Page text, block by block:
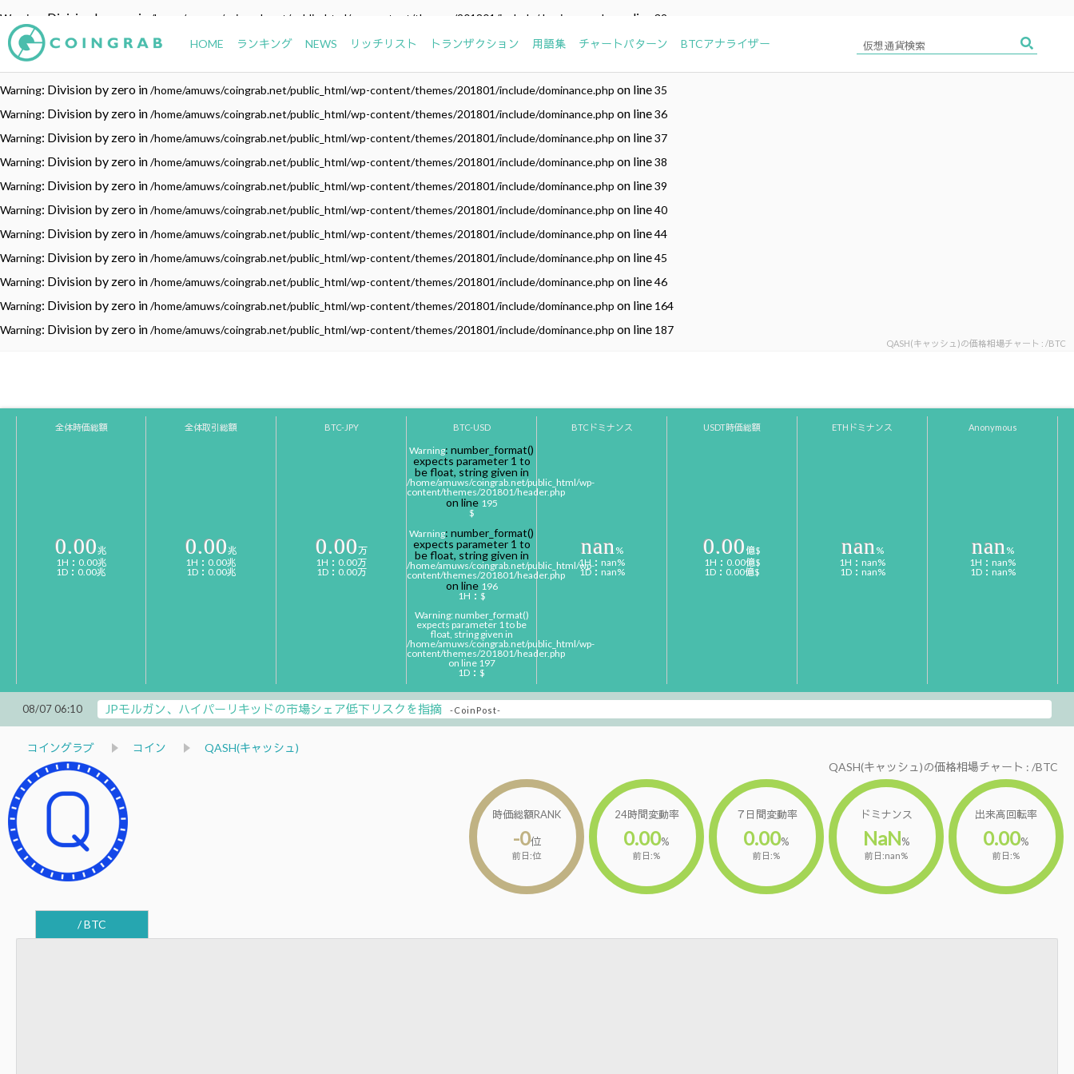
Warning : Division by zero in /home/amuws/coingrab.net/public_html/wp-content/themes/201801/include/dominance.php on line 32
Warning: Division by zero in /home/amuws/coingrab.net/public_html/wp-content/themes/201801/include/dominance.php on line33
Warning
Warning: Division by zero in/home/amuws/coingrab.net/public_html/wp-content/themes/201801/include/dominance.php on line35
Warning: Division by zero in/home/amuws/coingrab.net/public_html/wp-content/themes/201801/include/dominance.php on line36
Warning: Division by zero in/home/amuws/coingrab.net/public_html/wp-content/themes/201801/include/dominance.php on line37
Warning: Division by zero in/home/amuws/coingrab.net/public_html/wp-content/themes/201801/include/dominance.php on line38
Warning: Division by zero in/home/amuws/coingrab.net/public_html/wp-content/themes/201801/include/dominance.php on line39
Warning: Division by zero in/home/amuws/coingrab.net/public_html/wp-content/themes/201801/include/dominance.php on line40
Warning: Division by zero in/home/amuws/coingrab.net/public_html/wp-content/themes/201801/include/dominance.php on line44
Warning: Division by zero in/home/amuws/coingrab.net/public_html/wp-content/themes/201801/include/dominance.php on line45
Warning: Division by zero in/home/amuws/coingrab.net/public_html/wp-content/themes/201801/include/dominance.php on line46
Warning: Division by zero in/home/amuws/coingrab.net/public_html/wp-content/themes/201801/include/dominance.php on line 164
Warning: Division by zero in/home/amuws/coingrab.net/public_html/wp-content/themes/201801/include/dominance.php on line 187
QASH(キャッシュ)の価格相場チャート : /BTC
HOME ランキング NEWS リッチリスト トランザクション 用語集 チャートパターン BTCアナライザー
全体時価総額 全体取引総額 BTC-JPY BTC-USD BTCドミナンス USDT時価総額 ETHドミナンス Anonymous
0.00兆
1H：0.00兆
1D：0.00兆
0.00兆
1H：0.00兆
1D：0.00兆
0.00万
1H：0.00万
1D：0.00万
Warning: number_format()
expects parameter 1 to
be float, string given in
/home/amuws/coingrab.net/public_html/wp-
content/themes/201801/header.php
on line 195
$
Warning: number_format()
expects parameter 1 to
be float, string given in
/home/amuws/coingrab.net/public_html/wp-
content/themes/201801/header.php
on line 196
1H：$
Warning: number_format()
expects parameter 1 to be
float, string given in
/home/amuws/coingrab.net/public_html/wp-
content/themes/201801/header.php
on line 197
1D：$
nan %
1H：nan%
1D：nan%
0.00 億$
1H：0.00億$
1D：0.00億$
nan %
1H：nan%
1D：nan%
nan %
1H：nan%
1D：nan%
08/07 06:10 JPモルガン、ハイパーリキッドの市場シェア低下リスクを指摘 -CoinPost-
コイングラブ コイン
QASH(キャッシュ)
QASH(キャッシュ)の価格相場チャート : /BTC
時価総額RANK
-0位
前日:位
24時間変動率
0.00%
前日:%
７日間変動率
0.00%
前日:%
ドミナンス
NaN%
前日:nan%
出来高回転率
0.00%
前日:%
/ BTC